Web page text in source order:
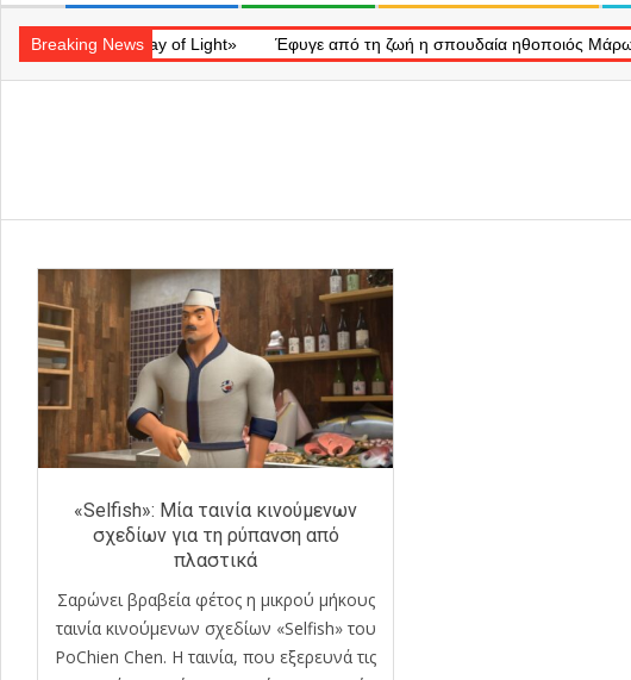
Menu
Breaking News
«Ray of Light» Έφυγε από τη ζωή η σπουδαία ηθοποιός Μάρω Κοντού
«Selfish»: Μία ταινία κινούμενων
σχεδίων για τη ρύπανση από
πλαστικά
Σαρώνει βραβεία φέτος η μικρού μήκους
ταινία κινούμενων σχεδίων «Selfish» του
PoChien Chen. Η ταινία, που εξερευνά τις